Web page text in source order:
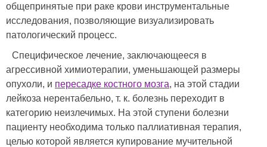
общепринятые при раке крови инструментальные
исследования, позволяющие визуализировать
патологический процесс.
Специфическое лечение, заключающееся в
агрессивной химиотерапии, уменьшающей размеры
опухоли, и пересадке костного мозга, на этой стадии
лейкоза нерентабельно, т. к. болезнь переходит в
категорию неизлечимых. На этой ступени болезни
пациенту необходима только паллиативная терапия,
целью которой является купирование мучительной